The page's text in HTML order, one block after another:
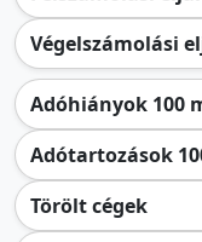
Végelszámolási
Adóhiányok 100
Adótartozások
Törölt cégek